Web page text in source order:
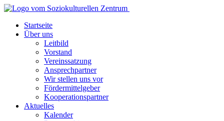
Startseite
Über uns
Leitbild
Vorstand
Vereinssatzung
Ansprechpartner
Wir stellen uns vor
Fördermittelgeber
Kooperationspartner
Aktuelles
Kalender